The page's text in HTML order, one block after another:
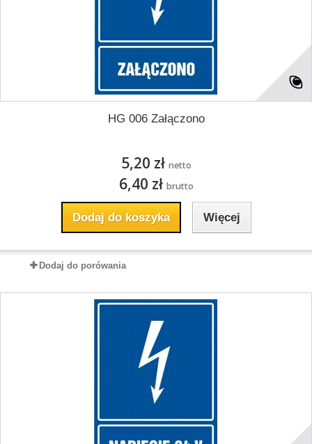
HG 006 Załączono
5,20 zł netto
6,40 zł brutto
Dodaj do koszyka Więcej
Dodaj do porówania